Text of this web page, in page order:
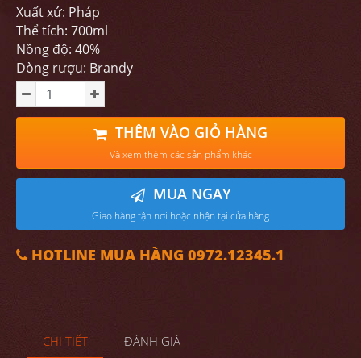
Xuất xứ: Pháp
Thể tích: 700ml
Nồng độ: 40%
Dòng rượu: Brandy
THÊM VÀO GIỎ HÀNG
Và xem thêm các sản phẩm khác
MUA NGAY
Giao hàng tận nơi hoặc nhận tại cửa hàng
HOTLINE MUA HÀNG 0972.12345.1
CHI TIẾT ĐÁNH GIÁ